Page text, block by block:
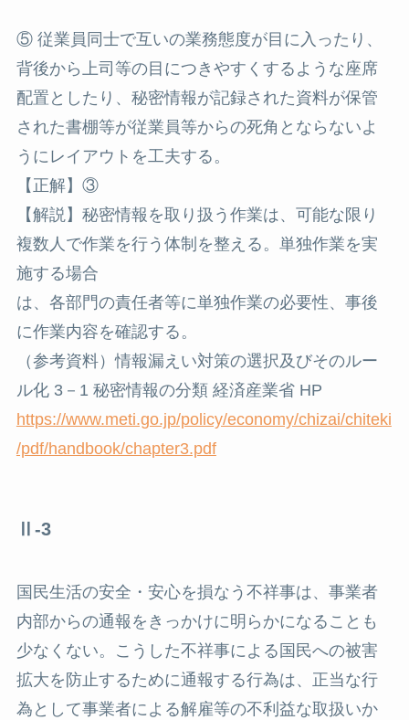
⑤ 従業員同士で互いの業務態度が目に入ったり、
背後から上司等の目につきやすくするような座席
配置としたり、秘密情報が記録された資料が保管
された書棚等が従業員等からの死角とならないよ
うにレイアウトを工夫する。
【正解】③
【解説】秘密情報を取り扱う作業は、可能な限り
複数人で作業を行う体制を整える。単独作業を実
施する場合
は、各部門の責任者等に単独作業の必要性、事後
に作業内容を確認する。
（参考資料）情報漏えい対策の選択及びそのルー
ル化 3－1 秘密情報の分類 経済産業省 HP
https://www.meti.go.jp/policy/economy/chizai/chiteki
/pdf/handbook/chapter3.pdf
Ⅱ-3
国民生活の安全・安心を損なう不祥事は、事業者
内部からの通報をきっかけに明らかになることも
少なくない。こうした不祥事による国民への被害
拡大を防止するために通報する行為は、正当な行
為として事業者による解雇等の不利益な取扱いか